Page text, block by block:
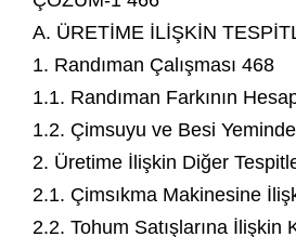
A. ÜRETİME İLİŞKİN
1. Randıman Çalışması 468
1.1. Randıman Farkının
1.2. Çimsuyu ve Besi Yeminde
2. Üretime İlişkin Diğer
2.1. Çimsıkma Makinesine
2.2. Tohum Satışlarına İlişkin